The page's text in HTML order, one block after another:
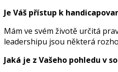
Je Váš přístup k
Mám ve svém životě určitá
leadershipu jsou některá
Jaká je z Vašeho pohledu v